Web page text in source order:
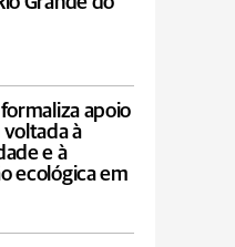
apoio
voltada à
e à
ecológica em